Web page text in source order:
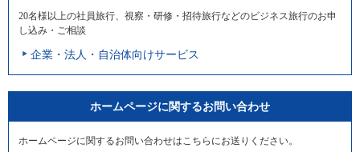
20名様以上の社員旅行、視察・研修・招待旅行などのビジネス旅行のお申
し込み・ご相談
企業・法人・自治体向けサービス
ホームページに関するお問い合わせ
ホームページに関するお問い合わせはこちらにお送りください。